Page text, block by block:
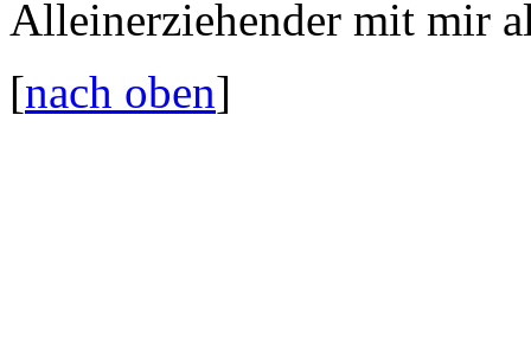
Alleinerziehender mit mir
[nach oben]